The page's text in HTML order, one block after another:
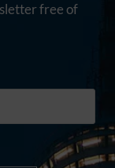
free of